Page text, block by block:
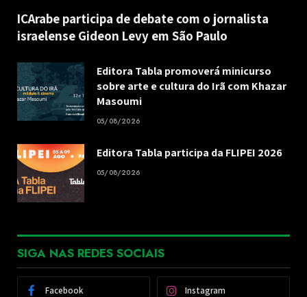
ICArabe participa de debate com o jornalista
israelense Gideon Levy em São Paulo
Editora Tabla promoverá minicurso
sobre arte e cultura do Irã com Khazar
Masoumi
05/08/2026
Editora Tabla participa da FLIPEI 2026
05/08/2026
SIGA NAS REDES SOCIAIS
Facebook Instagram